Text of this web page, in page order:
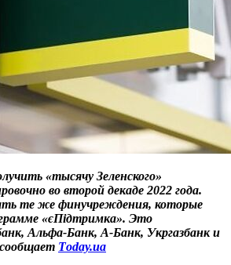
«тысячу Зеленского»
во второй декаде 2022 года.
те же финучреждения, которые
«єПідтримка». Это
Альфа-Банк, А-Банк, Укргазбанк и
Тoday.ua